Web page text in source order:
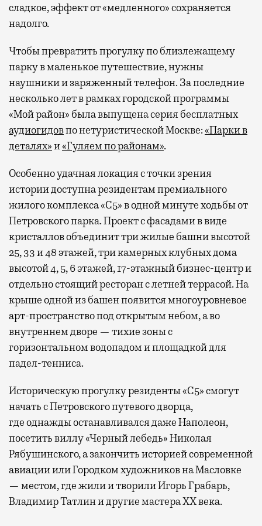
сладкое, эффект от «медленного» сохраняется
надолго.
Чтобы превратить прогулку по близлежащему
парку в маленькое путешествие, нужны
наушники и заряженный телефон. За последние
несколько лет в рамках городской программы
«Мой район» была выпущена серия бесплатных
аудиогидовпо нетуристической Москве:«Парки в
деталях»и«Гуляем по районам».
Особенно удачная локация с точки зрения
истории доступна резидентам премиального
жилого комплекса «С5»в одной минуте ходьбы от
Петровского парка. Проект с фасадами в виде
кристаллов объединит три жилые башни высотой
25, 33 и 48 этажей, три камерных клубных дома
высотой 4, 5, 6 этажей, 17-этажный бизнес-центр и
отдельно стоящий ресторан с летней террасой. На
крыше одной из башен появится многоуровневое
арт-пространство под открытым небом, а во
внутреннем дворе — тихие зоны с
горизонтальном водопадом и площадкой для
падел-тенниса.
Историческую прогулку резиденты «С5» смогут
начать с Петровского путевого дворца,
гдеоднажды останавливался даже Наполеон,
посетить виллу «Черный лебедь» Николая
Рябушинского, а закончить историей современной
авиации или Городком художников на Масловке
— местом, где жили и творили Игорь Грабарь,
Владимир Татлин и другие мастера XX века.